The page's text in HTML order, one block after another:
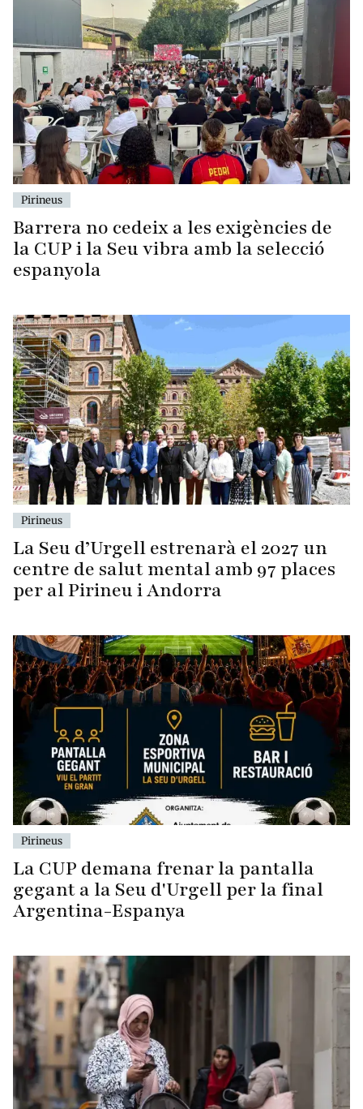
Pirineus
Barrera no cedeix a les exigències de
la CUP i la Seu vibra amb la selecció
espanyola
Pirineus
La Seu d’Urgell estrenarà el 2027 un
centre de salut mental amb 97 places
per al Pirineu i Andorra
Pirineus
La CUP demana frenar la pantalla
gegant a la Seu d'Urgell per la final
Argentina-Espanya